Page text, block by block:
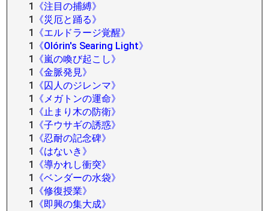
1
《注目の捕縛》
1
《災厄と踊る》
1
《エルドラージ覚醒》
1
《Olórin's Searing Light》
1
《嵐の喚び起こし》
1
《金脈発見》
1
《囚人のジレンマ》
1
《メガトンの運命》
1
《止まり木の防衛》
1
《子ウサギの誘惑》
1
《忍耐の記念碑》
1
《はないき》
1
《導かれし衝突》
1
《ベンダーの水袋》
1
《修復授業》
1
《即興の集大成》